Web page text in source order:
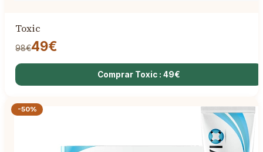
Toxic
98€49€
Comprar Toxic : 49€
-50%